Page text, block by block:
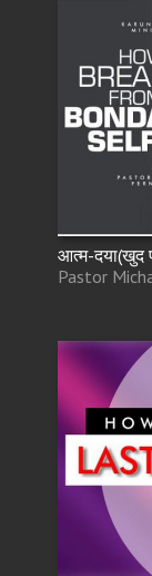
आत्म-दया(खुद
Pastor